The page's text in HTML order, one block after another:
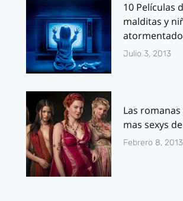
10 Películas
malditas y
Julio 3, 2013
Las
mas sexys
Febrero 8, 2013